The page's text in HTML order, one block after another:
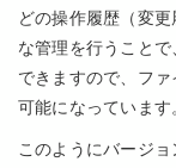
どの操作履歴（変
な管理を行うこと
できますので、フ
可能になっています
このようにバージ